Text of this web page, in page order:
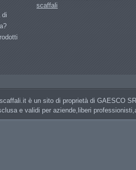
di
scaffali
è un sito di proprietà di GAESCO
e validi per aziende,liberi